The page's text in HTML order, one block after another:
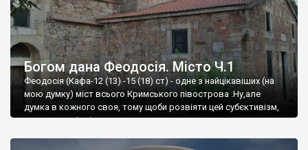
Богом дана Феодосія. Місто Ч.1
Феодосія (Кафа-12 (13) -15 (18) ст) - одне з найцікавіших (на
мою думку) міст всього Кримського півострова .Ну,але
думка в кожного своя, тому щоби розвіяти цей субєктивізм,
запрошую відвідати це